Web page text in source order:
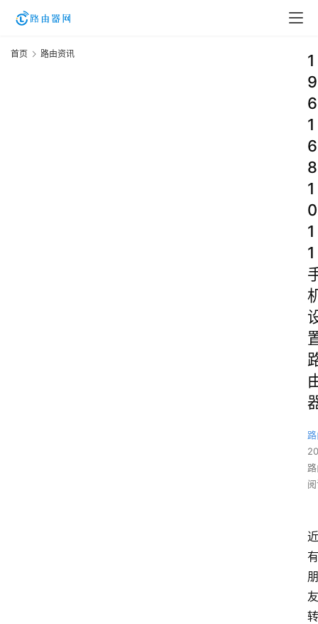
首页 路由资讯
1
9
6
1
6
8
1
0
1
1
近
有
朋
友
转